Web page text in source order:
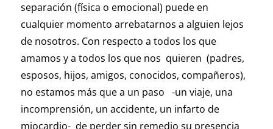
separación (física o emocional) puede en
cualquier momento arrebatarnos a alguien lejos
de nosotros. Con respecto a todos los que
amamos y a todos los que nos quieren (padres,
esposos, hijos, amigos, conocidos, compañeros),
no estamos más que a un paso -un viaje, una
incomprensión, un accidente, un infarto de
miocardio- de perder sin remedio su presencia